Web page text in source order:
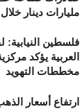
مليارات دينار خلال 7 أشهر بنمو 7%
فلسطين النيابية:
العربية يؤكد
مخططات التهويد
ارتفاع أسعار